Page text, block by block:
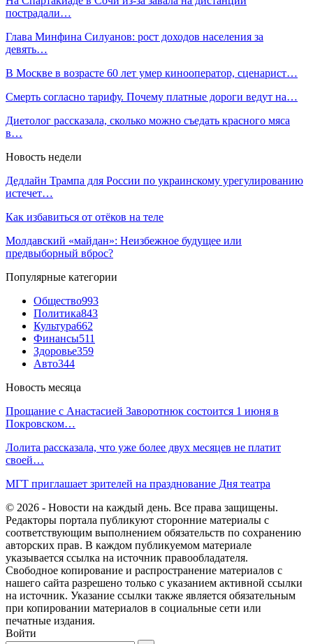
пострадали…
Глава Минфина Силуанов: рост доходов населения за
девять…
В Москве в возрасте 60 лет умер кинооператор, сценарист…
Смерть согласно тарифу. Почему платные дороги ведут на…
Диетолог рассказала, сколько можно съедать красного мяса
в…
Новость недели
Дедлайн Трампа для России по украинскому урегулированию
истечет…
Как избавиться от отёков на теле
Молдавский «майдан»: Неизбежное будущее или
предвыборный вброс?
Популярные категории
Общество993
Политика843
Культура662
Финансы511
Здоровье359
Авто344
Новость месяца
Прощание c Анастасией Заворотнюк состоится 1 июня в
Покровском…
Лолита рассказала, что уже более двух месяцев не платит
своей…
МГТ приглашает зрителей на празднование Дня театра
© 2026 - Новости на каждый день. Все права защищены.
Редакторы портала публикуют сторонние материалы с
соответствующим выполнением обязательств по сохранению
авторских прав. В каждом публикуемом материале
указывается ссылка на источник правообладателя.
Свободное копирование и распространение материалов с
нашего сайта разрешено только с указанием активной ссылки
на источник. Указание ссылки также является обязательным
при копировании материалов в социальные сети или
печатные издания.
Войти